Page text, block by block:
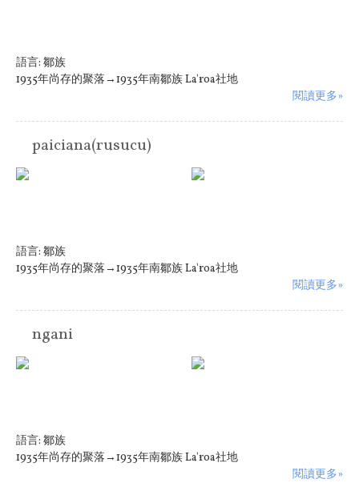
語言: 鄒族
1935年尚存的聚落→1935年南鄒族 La'roa社地
閱讀更多»
paiciana(rusucu)
語言: 鄒族
1935年尚存的聚落→1935年南鄒族 La'roa社地
閱讀更多»
ngani
語言: 鄒族
1935年尚存的聚落→1935年南鄒族 La'roa社地
閱讀更多»